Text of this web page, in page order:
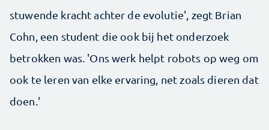
stuwende kracht achter de evolutie', zegt Brian
Cohn, een student die ook bij het onderzoek
betrokken was. 'Ons werk helpt robots op weg om
ook te leren van elke ervaring, net zoals dieren dat
doen.'